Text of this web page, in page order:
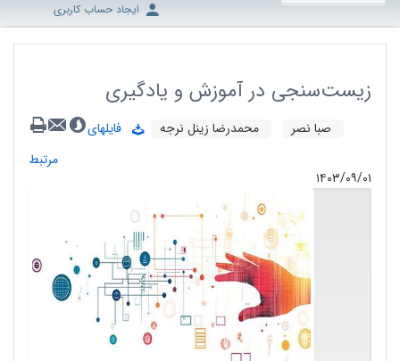
ایجاد حساب کاربری
زیست‌سنجی در آموزش و یادگیری
صبا نصر محمدرضا زینل نرجه
فایلهای
مرتبط
۱۴۰۳/۰۹/۰۱